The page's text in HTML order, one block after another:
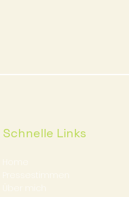
Schnelle Links
Home
Pressestimmen
Über mich